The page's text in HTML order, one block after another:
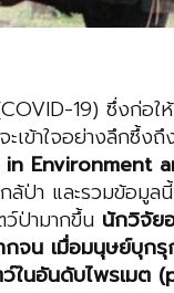
19) ซึ่งก่อใ
าใจอย่างลึกซึ้งถึ
Environment
า และรวมข้อมูล
ป่ามากขึ้น นักวิจัย
จน เมื่อมนุษย์บุก
นอันดับไพรเมต